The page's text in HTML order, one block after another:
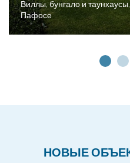
Виллы, бунгало и
Пафосе
НОВЫЕ